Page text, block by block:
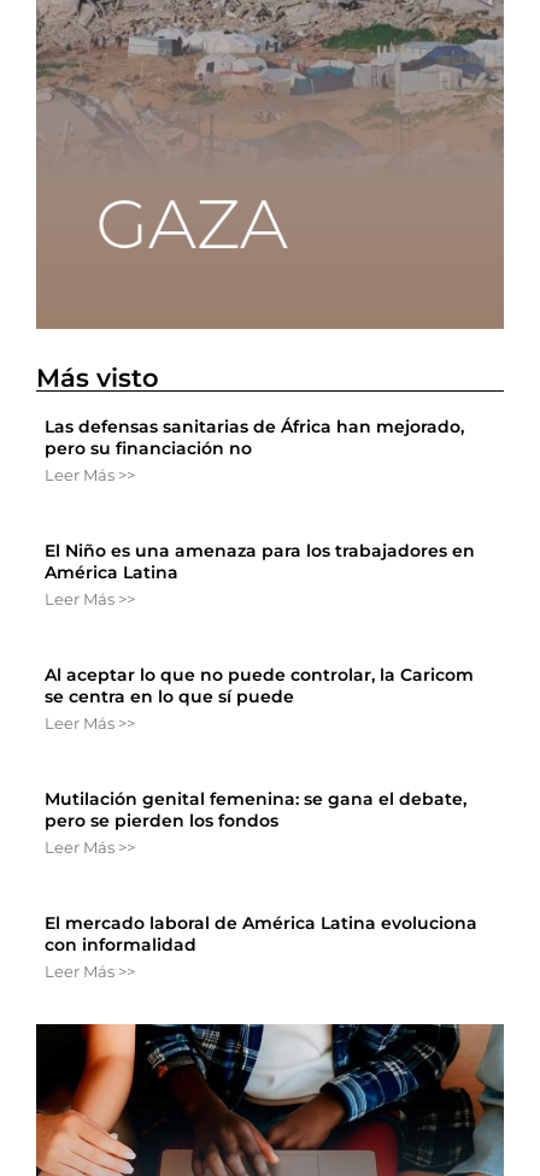
Más visto
Las defensas sanitarias de África han mejorado,
pero su financiación no
Leer Más >>
El Niño es una amenaza para los trabajadores en
América Latina
Leer Más >>
Al aceptar lo que no puede controlar, la Caricom
se centra en lo que sí puede
Leer Más >>
Mutilación genital femenina: se gana el debate,
pero se pierden los fondos
Leer Más >>
El mercado laboral de América Latina evoluciona
con informalidad
Leer Más >>